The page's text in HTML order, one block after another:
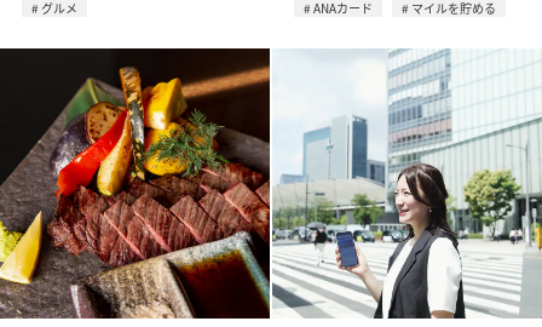
グルメ ANAカード マイルを貯める